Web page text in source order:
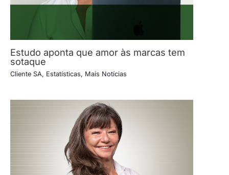
Estudo aponta que amor às marcas tem
sotaque
Cliente SA, Estatísticas, Mais Notícias